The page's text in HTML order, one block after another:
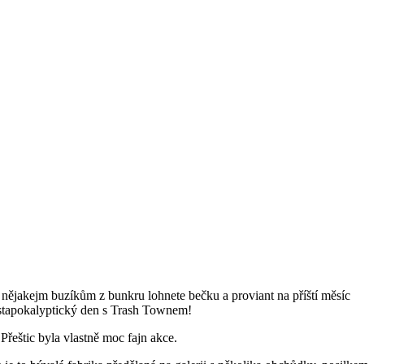
buzíkům z bunkru lohnete bečku a proviant na příští měsíc
den s Trash Townem!
byla vlastně moc fajn akce.